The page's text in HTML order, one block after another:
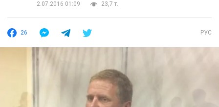
2.07.2016 01:09
23,7 т.
26 РУС